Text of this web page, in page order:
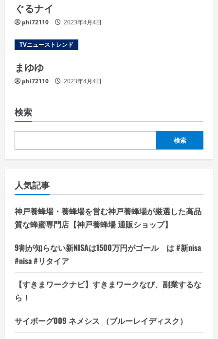
ぐるナイ
phi72110 2023年4月4日
TVニューストレンド
まゆゆ
phi72110 2023年4月4日
検索
検索
人気記事
神戸養蜂場・養蜂場を営む神戸養蜂場が厳選した高品
質な蜂蜜専門店【神戸養蜂場 通販ショップ】
9割が知らない新NISAは1500万円がゴール は #新nisa
#nisa #リタイア
【すきまワークナビ】すきまワークなび、副業するな
ら！
サイボーグ009 ネメシス （ブルーレイディスク）